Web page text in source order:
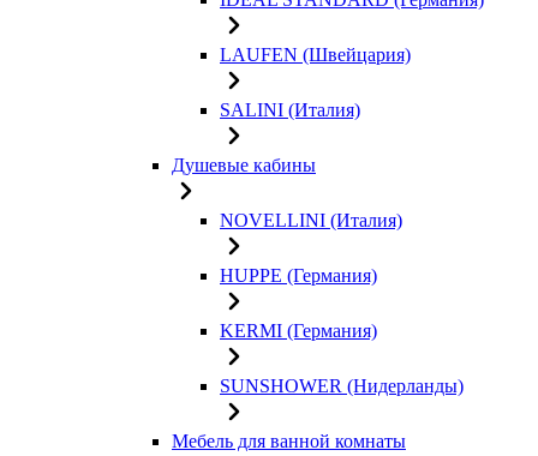
LAUFEN (Швейцария)
SALINI (Италия)
Душевые кабины
NOVELLINI (Италия)
HUPPE (Германия)
KERMI (Германия)
SUNSHOWER (Нидерланды)
Мебель для ванной комнаты